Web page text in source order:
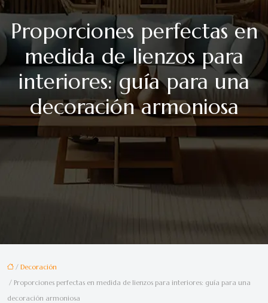
Proporciones perfectas en
medida de lienzos para
interiores: guía para una
decoración armoniosa
/ Decoración
/ Proporciones perfectas en medida de lienzos para interiores: guía para una
decoración armoniosa